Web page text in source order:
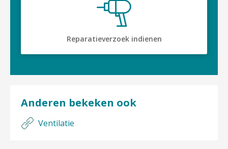
Reparatieverzoek indienen
Anderen bekeken ook
Ventilatie